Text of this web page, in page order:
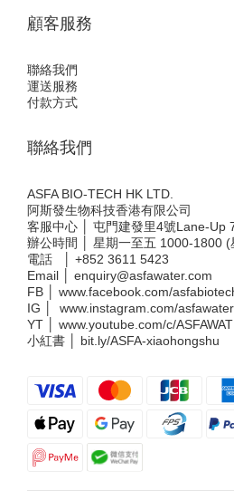
顧客服務
聯絡我們
運送服務
付款方式
聯絡我們
ASFA BIO-TECH HK LTD.
阿斯發生物科技香港有限公司
客服中心 │ 屯門建發里4號Lane-Up
辦公時間 │ 星期一至五 1000-1800 (
電話 │ +852 3611 5423
Email │ enquiry@asfawater.com
FB │ www.facebook.com/
IG │ www.instagram.com/asfawater
YT │ www.youtube.com/c/
小紅書 │ bit.ly/ASFA-xiaohongshu